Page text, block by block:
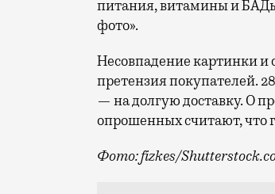
питания, витамины и БАДы
фото».
Несовпадение картинки и
претензия покупателей.
— на долгую доставку. О
опрошенных считают, что
Фото: fizkes/